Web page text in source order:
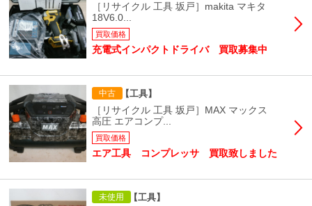
［リサイクル 工具 坂戸］makita マキタ
18V6.0...
買取価格
充電式インパクトドライバ 買取募集中
中古 【工具】
［リサイクル 工具 坂戸］MAX マックス
高圧 エアコンプ...
買取価格
エア工具 コンプレッサ 買取致しました
未使用 【工具】